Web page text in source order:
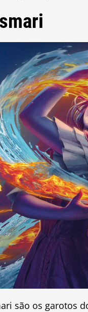
são os garotos